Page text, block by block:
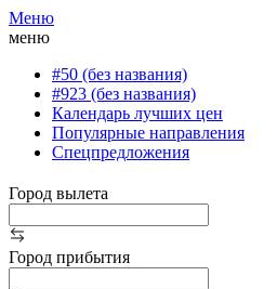
Меню
меню
#50 (без названия)
#923 (без названия)
Календарь лучших цен
Популярные направления
Спецпредложения
Город вылета
Город прибытия